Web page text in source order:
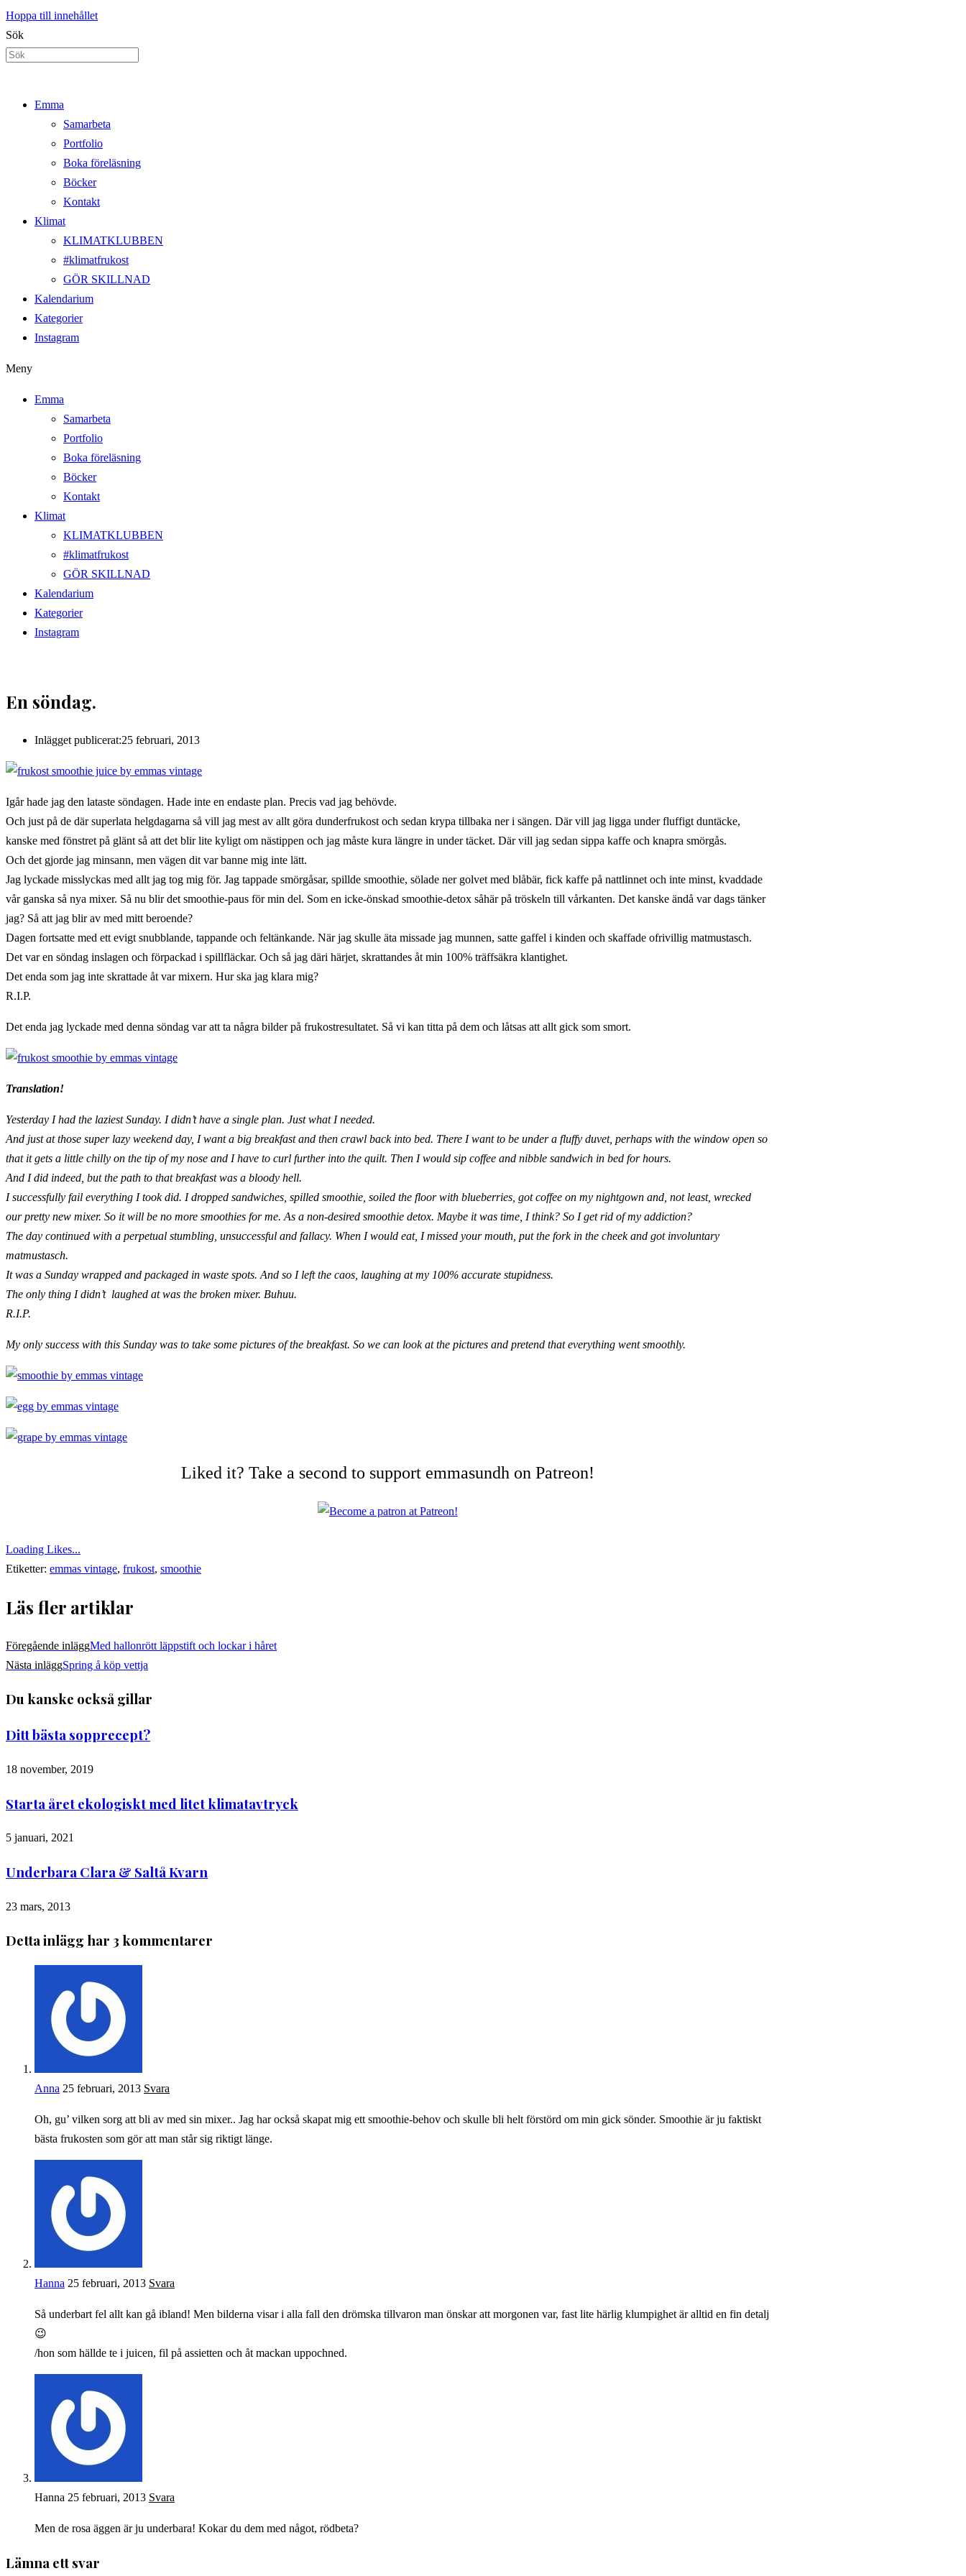
Hoppa till innehållet
Sök
Emma
Samarbeta
Portfolio
Boka föreläsning
Böcker
Kontakt
Klimat
KLIMATKLUBBEN
#klimatfrukost
GÖR SKILLNAD
Kalendarium
Kategorier
Instagram
Meny
Emma
Samarbeta
Portfolio
Boka föreläsning
Böcker
Kontakt
Klimat
KLIMATKLUBBEN
#klimatfrukost
GÖR SKILLNAD
Kalendarium
Kategorier
Instagram
En söndag.
Inlägget publicerat:25 februari, 2013
Igår hade jag den lataste söndagen. Hade inte en endaste plan. Precis vad jag behövde.
Och just på de där superlata helgdagarna så vill jag mest av allt göra dunderfrukost och sedan krypa tillbaka ner i sängen. Där vill jag ligga under fluffigt duntäcke,
kanske med fönstret på glänt så att det blir lite kyligt om nästippen och jag måste kura längre in under täcket. Där vill jag sedan sippa kaffe och knapra smörgås.
Och det gjorde jag minsann, men vägen dit var banne mig inte lätt.
Jag lyckade misslyckas med allt jag tog mig för. Jag tappade smörgåsar, spillde smoothie, sölade ner golvet med blåbär, fick kaffe på nattlinnet och inte minst, kvaddade
vår ganska så nya mixer. Så nu blir det smoothie-paus för min del. Som en icke-önskad smoothie-detox såhär på tröskeln till vårkanten. Det kanske ändå var dags tänker
jag? Så att jag blir av med mitt beroende?
Dagen fortsatte med ett evigt snubblande, tappande och feltänkande. När jag skulle äta missade jag munnen, satte gaffel i kinden och skaffade ofrivillig matmustasch.
Det var en söndag inslagen och förpackad i spillfläckar. Och så jag däri härjet, skrattandes åt min 100% träffsäkra klantighet.
Det enda som jag inte skrattade åt var mixern. Hur ska jag klara mig?
R.I.P.
Det enda jag lyckade med denna söndag var att ta några bilder på frukostresultatet. Så vi kan titta på dem och låtsas att allt gick som smort.
Translation!
Yesterday I had the laziest Sunday. I didn’t have a single plan. Just what I needed.
And just at those super lazy weekend day, I want a big breakfast and then crawl back into bed. There I want to be under a fluffy duvet, perhaps with the window open so
that it gets a little chilly on the tip of my nose and I have to curl further into the quilt. Then I would sip coffee and nibble sandwich in bed for hours.
And I did indeed, but the path to that breakfast was a bloody hell.
I successfully fail everything I took did. I dropped sandwiches, spilled smoothie, soiled the floor with blueberries, got coffee on my nightgown and, not least, wrecked
our pretty new mixer. So it will be no more smoothies for me. As a non-desired smoothie detox. Maybe it was time, I think? So I get rid of my addiction?
The day continued with a perpetual stumbling, unsuccessful and fallacy. When I would eat, I missed your mouth, put the fork in the cheek and got involuntary
matmustasch.
It was a Sunday wrapped and packaged in waste spots. And so I left the caos, laughing at my 100% accurate stupidness.
The only thing I didn’t laughed at was the broken mixer. Buhuu.
R.I.P.
My only success with this Sunday was to take some pictures of the breakfast. So we can look at the pictures and pretend that everything went smoothly.
Liked it? Take a second to support emmasundh on Patreon!
Loading Likes...
Etiketter: emmas vintage, frukost, smoothie
Läs fler artiklar
Föregående inläggMed hallonrött läppstift och lockar i håret
Nästa inläggSpring å köp vettja
Du kanske också gillar
Ditt bästa sopprecept?
18 november, 2019
Starta året ekologiskt med litet klimatavtryck
5 januari, 2021
Underbara Clara & Saltå Kvarn
23 mars, 2013
Detta inlägg har 3 kommentarer
Anna 25 februari, 2013 Svara
Oh, gu’ vilken sorg att bli av med sin mixer.. Jag har också skapat mig ett smoothie-behov och skulle bli helt förstörd om min gick sönder. Smoothie är ju faktiskt
bästa frukosten som gör att man står sig riktigt länge.
Hanna 25 februari, 2013 Svara
Så underbart fel allt kan gå ibland! Men bilderna visar i alla fall den drömska tillvaron man önskar att morgonen var, fast lite härlig klumpighet är alltid en fin detalj
😉
/hon som hällde te i juicen, fil på assietten och åt mackan uppochned.
Hanna 25 februari, 2013 Svara
Men de rosa äggen är ju underbara! Kokar du dem med något, rödbeta?
Lämna ett svar